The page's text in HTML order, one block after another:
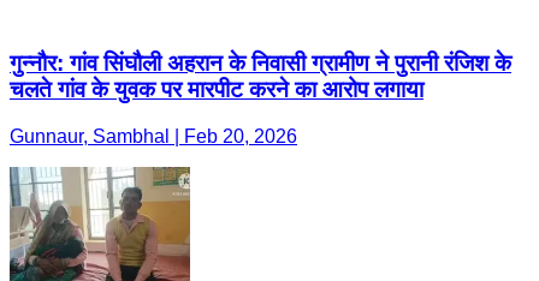
गुन्नौर: गांव सिंघौली अहरान के निवासी ग्रामीण ने पुरानी रंजिश के
चलते गांव के युवक पर मारपीट करने का आरोप लगाया
Gunnaur, Sambhal | Feb 20, 2026